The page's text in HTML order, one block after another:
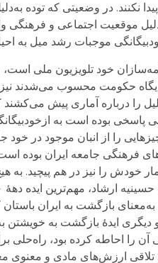
نکنند. در وضعیتی که توده
موقعیت اجتماعی و فرهنگی
موجبات رشد میل به
خود تلویزیون ملی
پایگاه حکومت محسوب می‌شدند
پاسخی بوده است به
را از انبان موجود در
فرهنگی جامعه ایران بوده
را نیز در هم پیچید. به
ایدۀ بازگشت به خویشتن
را احاطه کرده بود، راه‌حلی
ارزش‌های مادی و معنوی